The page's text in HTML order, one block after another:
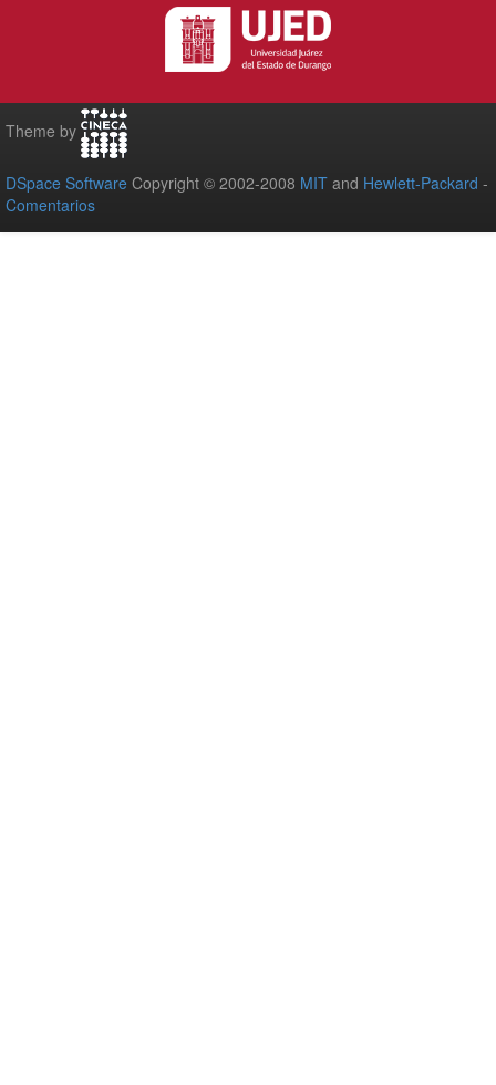
Theme by
DSpace Software Copyright © 2002-2008 MIT and Hewlett-Packard -
Comentarios